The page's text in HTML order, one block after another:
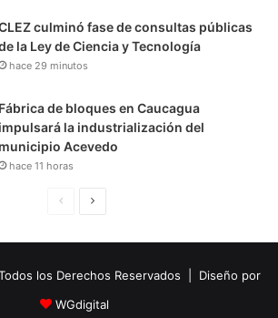
culminó fase de consultas públicas
la Ley de Ciencia y Tecnología
hace 29 minutos
Fábrica de bloques en Caucagua
impulsará la industrialización del
municipio Acevedo
hace 11 horas
i
n
u
i
los Derechos Reservados | Diseño por
WGdigital